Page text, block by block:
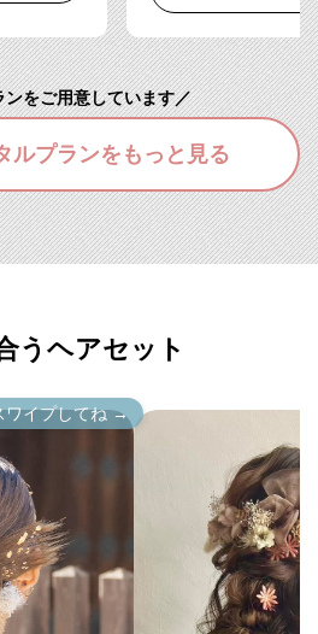
ンをご用意しています／
ルプランをもっと見る
うヘアセット